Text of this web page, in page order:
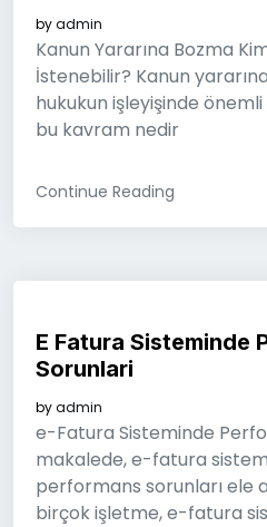
byadmin
Kanun Yararına Bozma
İstenebilir? Kanun
hukukun işleyişinde
bu kavram nedir
Continue Reading
E Fatura Sisteminde
Sorunlari
byadmin
e-Fatura Sisteminde
makalede, e-fatura
performans sorunları ele
birçok işletme, e-fatura